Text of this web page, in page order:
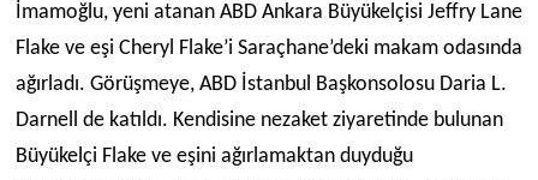
İmamoğlu, yeni atanan ABD Ankara Büyükelçisi Jeffry Lane
Flake ve eşi Cheryl Flake’i Saraçhane’deki makam odasında
ağırladı. Görüşmeye, ABD İstanbul Başkonsolosu Daria L.
Darnell de katıldı. Kendisine nezaket ziyaretinde bulunan
Büyükelçi Flake ve eşini ağırlamaktan duyduğu